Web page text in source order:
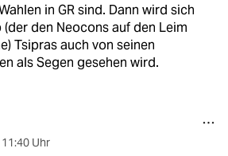
in GR sind. Dann wird sich
(der den Neocons auf den Leim
Tsipras auch von seinen
als Segen gesehen wird.
11:40 Uhr